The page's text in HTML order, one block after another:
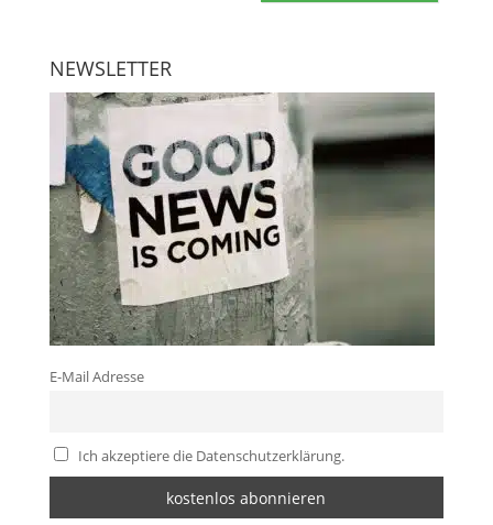
NEWSLETTER
E-Mail Adresse
Ich akzeptiere die Datenschutzerklärung.